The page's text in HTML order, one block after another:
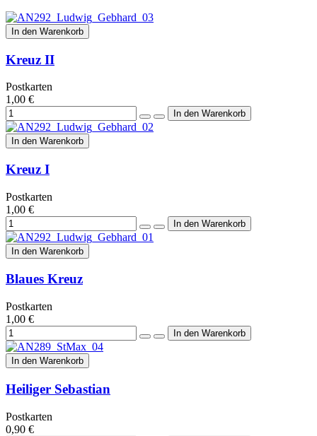
In den Warenkorb
Kreuz II
Postkarten
1,00 €
In den Warenkorb
Kreuz I
Postkarten
1,00 €
In den Warenkorb
Blaues Kreuz
Postkarten
1,00 €
In den Warenkorb
Heiliger Sebastian
Postkarten
0,90 €